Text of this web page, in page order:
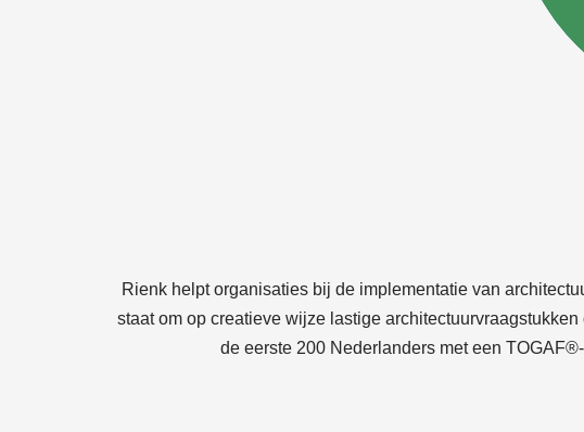
Rienk helpt organisaties bij de implementatie van
staat om op creatieve wijze lastige
de eerste 200 Nederlanders met een